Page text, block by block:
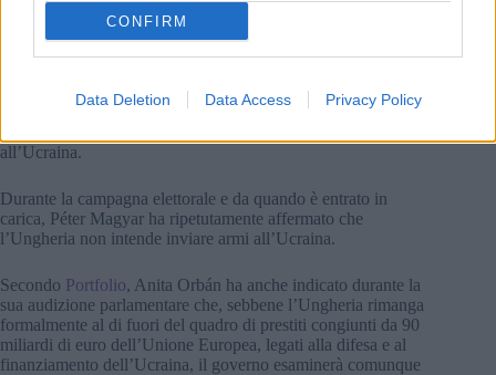
CONFIRM
Data Deletion Data Access Privacy Policy
L’Ungheria mantiene una posizione cauta sugli aiuti militari
all’Ucraina
Nonostante il tono più caldo nei confronti della NATO e
dell’UE, il nuovo governo ungherese continua ad assumere
all’Ucraina.
Durante la campagna elettorale e da quando è entrato in
carica, Péter Magyar ha ripetutamente affermato che
l’Ungheria non intende inviare armi all’Ucraina.
Secondo Portfolio, Anita Orbán ha anche indicato durante la
sua audizione parlamentare che, sebbene l’Ungheria rimanga
formalmente al di fuori del quadro di prestiti congiunti da 90
miliardi di euro dell’Unione Europea, legati alla difesa e al
finanziamento dell’Ucraina, il governo esaminerà comunque